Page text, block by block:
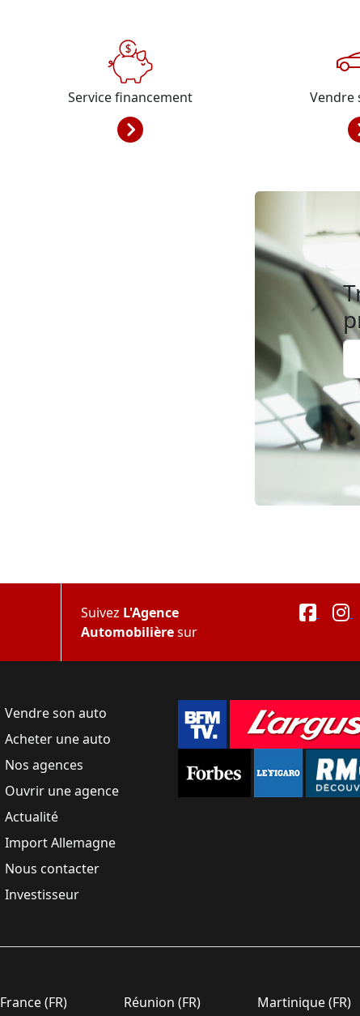
Service financement Vendre
Suivez L'Agence
Automobilièresur
Vendre son auto
Acheter une auto
Nos agences
Ouvrir une agence
Actualité
Import Allemagne
Nous contacter
Investisseur
France (FR) Réunion (FR) Martinique (FR)